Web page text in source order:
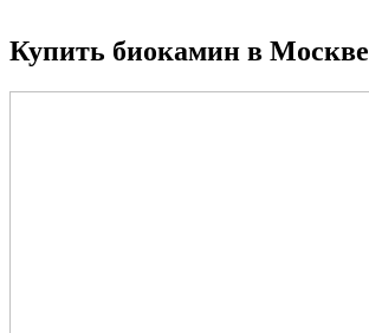
Купить биокамин в Москве